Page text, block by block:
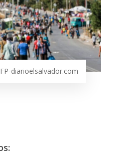
diarioelsalvador.com